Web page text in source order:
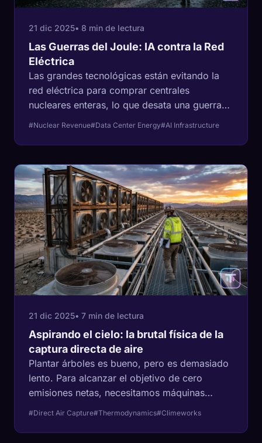
21 dic 2025• 8 min de lectura
Las Guerras del Joule: IA contra la Red
Eléctrica
Las grandes tecnológicas están evitando la
red eléctrica para comprar centrales
nucleares enteras, lo que desata una guerra
regulatoria federal sobre quién paga la
#Nuclear Revenue#Data Center Energy#AI Infrastructure
21 dic 2025• 7 min de lectura
Aspirando el cielo: la brutal física de la
captura directa de aire
Plantar árboles es bueno, pero es demasiado
lento. Para alcanzar el objetivo de cero
emisiones netas, necesitamos máquinas
energética y la batalla entre sorbentes sólidos
#Direct Air Capture#Thermodynamics#Climeworks